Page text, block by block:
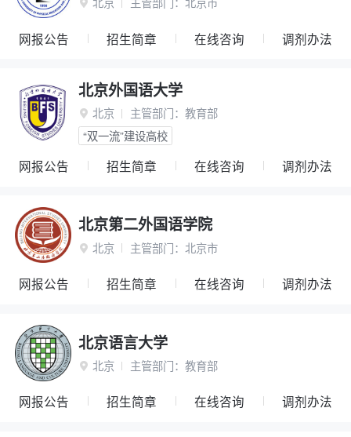

网报公告 招生简章 在线咨询 调剂办法
北京外国语大学
 北京 主管部门： 教育部
“双一流”建设高校
网报公告 招生简章 在线咨询 调剂办法
北京第二外国语学院
 北京 主管部门： 北京市
网报公告 招生简章 在线咨询 调剂办法
北京语言大学
 北京 主管部门： 教育部
网报公告 招生简章 在线咨询 调剂办法